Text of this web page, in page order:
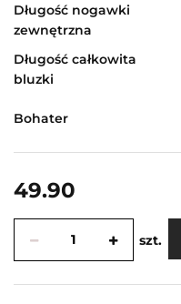
Długość nogawki
zewnętrzna
Długość całkowita
bluzki
Bohater
49.90
szt.